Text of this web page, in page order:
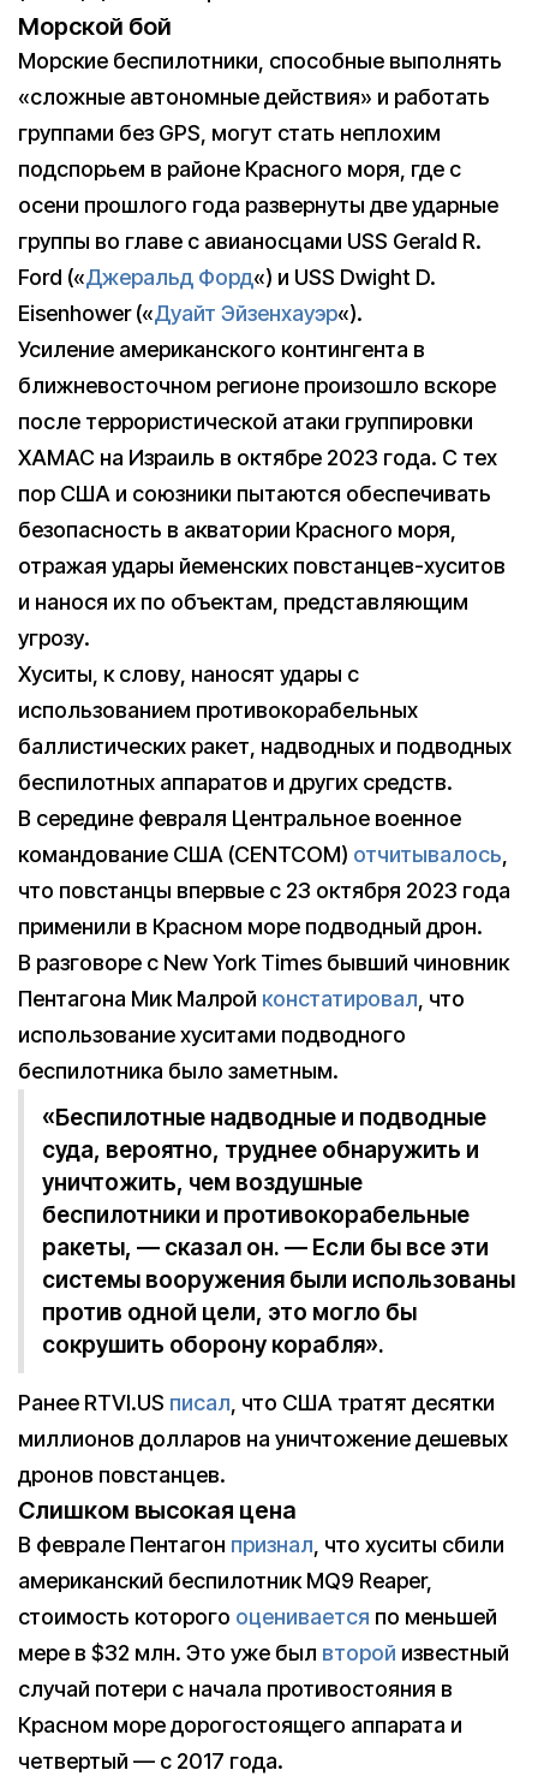
Морской бой
Морские беспилотники, способные выполнять
«сложные автономные действия» и работать
группами без GPS, могут стать неплохим
подспорьем в районе Красного моря, где с
осени прошлого года развернуты две ударные
группы во главе с авианосцами USS Gerald R.
Ford («Джеральд Форд«) и USS Dwight D.
Eisenhower («Дуайт Эйзенхауэр«).
Усиление американского контингента в
ближневосточном регионе произошло вскоре
после террористической атаки группировки
ХАМАС на Израиль в октябре 2023 года. С тех
пор США и союзники пытаются обеспечивать
безопасность в акватории Красного моря,
отражая удары йеменских повстанцев-хуситов
и нанося их по объектам, представляющим
угрозу.
Хуситы, к слову, наносят удары с
использованием противокорабельных
баллистических ракет, надводных и подводных
беспилотных аппаратов и других средств.
В середине февраля Центральное военное
командование США (CENTCOM) отчитывалось,
что повстанцы впервые с 23 октября 2023 года
применили в Красном море подводный дрон.
В разговоре с New York Times бывший чиновник
Пентагона Мик Малрой констатировал, что
использование хуситами подводного
беспилотника было заметным.
«Беспилотные надводные и подводные
суда, вероятно, труднее обнаружить и
уничтожить, чем воздушные
беспилотники и противокорабельные
ракеты, — сказал он. — Если бы все эти
системы вооружения были использованы
против одной цели, это могло бы
сокрушить оборону корабля».
Ранее RTVI.US писал, что США тратят десятки
миллионов долларов на уничтожение дешевых
дронов повстанцев.
Слишком высокая цена
В феврале Пентагон признал, что хуситы сбили
американский беспилотник MQ9 Reaper,
стоимость которого оценивается по меньшей
мере в $32 млн. Это уже был второй известный
случай потери с начала противостояния в
Красном море дорогостоящего аппарата и
четвертый — с 2017 года.